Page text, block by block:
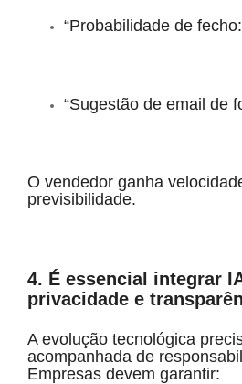
“Probabilidade de
“Sugestão de email de
O vendedor ganha
previsibilidade.
4. É essencial integrar
privacidade e
A evolução tecnológica
acompanhada de
Empresas devem garantir: